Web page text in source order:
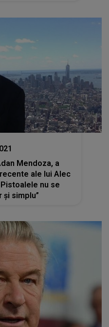
Mendoza, a
ale lui Alec
nu se
și simplu”